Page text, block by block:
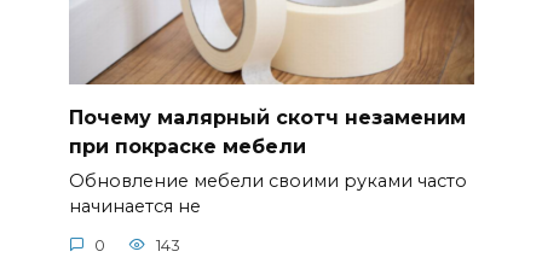
Почему малярный скотч незаменим
при покраске мебели
Обновление мебели своими руками часто
начинается не
0 143